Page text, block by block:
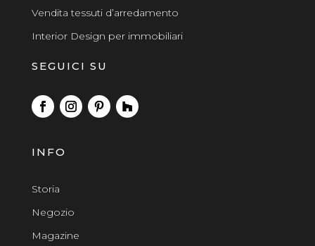
Vendita tessuti d’arredamento
Interior Design per immobiliari
SEGUICI SU
INFO
Storia
Negozio
Magazine